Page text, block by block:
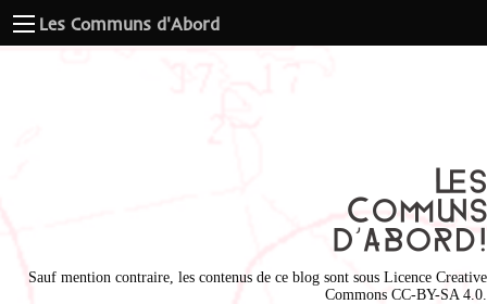
Les Communs d'Abord
Sauf mention contraire, les contenus de ce blog sont sous Licence Creative
Commons CC-BY-SA 4.0